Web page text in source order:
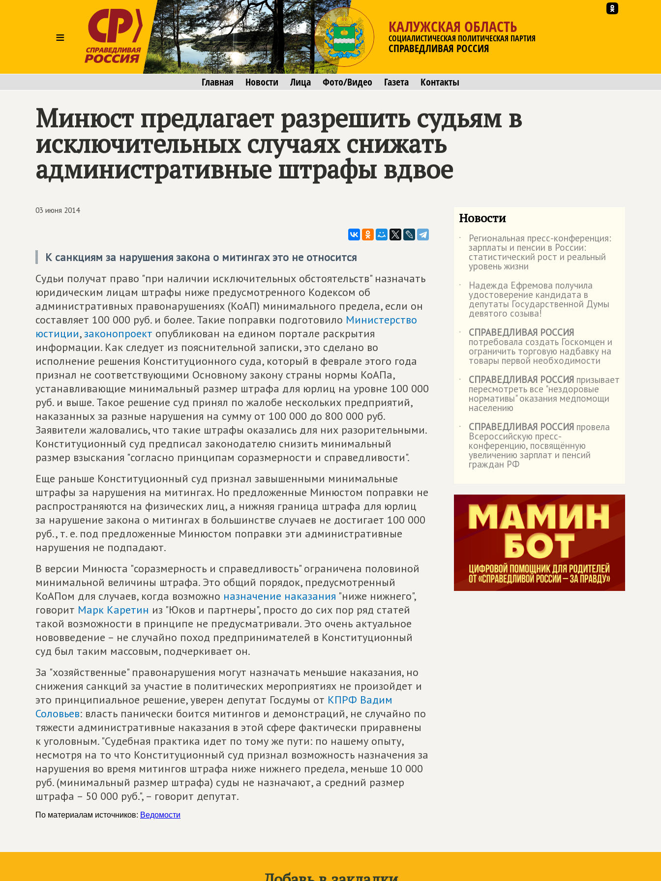
≡
КАЛУЖСКАЯ ОБЛАСТЬ
СОЦИАЛИСТИЧЕСКАЯ ПОЛИТИЧЕСКАЯ ПАРТИЯ
СПРАВЕДЛИВАЯ РОССИЯ
Главная Новости Лица Фото/Видео Газета Контакты
Минюст предлагает разрешить судьям в
исключительных случаях снижать
административные штрафы вдвое
03 июня 2014
К санкциям за нарушения закона о митингах это не относится
Судьи получат право "при наличии исключительных обстоятельств" назначать
юридическим лицам штрафы ниже предусмотренного Кодексом об
административных правонарушениях (КоАП) минимального предела, если он
составляет 100 000 руб. и более. Такие поправки подготовило Министерство
юстиции,законопроект опубликован на едином портале раскрытия
информации. Как следует из пояснительной записки, это сделано во
исполнение решения Конституционного суда, который в феврале этого года
признал не соответствующими Основному закону страны нормы КоАПа,
устанавливающие минимальный размер штрафа для юрлиц на уровне 100 000
руб. и выше. Такое решение суд принял по жалобе нескольких предприятий,
наказанных за разные нарушения на сумму от 100 000 до 800 000 руб.
Заявители жаловались, что такие штрафы оказались для них разорительными.
Конституционный суд предписал законодателю снизить минимальный
размер взыскания "согласно принципам соразмерности и справедливости".
Еще раньше Конституционный суд признал завышенными минимальные
штрафы за нарушения на митингах. Но предложенные Минюстом поправки не
распространяются на физических лиц, а нижняя граница штрафа для юрлиц
за нарушение закона о митингах в большинстве случаев не достигает 100 000
руб., т. е. под предложенные Минюстом поправки эти административные
нарушения не подпадают.
В версии Минюста "соразмерность и справедливость" ограничена половиной
минимальной величины штрафа. Это общий порядок, предусмотренный
КоАПом для случаев, когда возможно назначение наказания "ниже нижнего",
говорит Марк Каретин из "Юков и партнеры", просто до сих пор ряд статей
такой возможности в принципе не предусматривали. Это очень актуальное
нововведение – не случайно поход предпринимателей в Конституционный
суд был таким массовым, подчеркивает он.
За "хозяйственные" правонарушения могут назначать меньшие наказания, но
снижения санкций за участие в политических мероприятиях не произойдет и
это принципиальное решение, уверен депутат Госдумы от КПРФ Вадим
Соловьев: власть панически боится митингов и демонстраций, не случайно по
тяжести административные наказания в этой сфере фактически приравнены
к уголовным. "Судебная практика идет по тому же пути: по нашему опыту,
несмотря на то что Конституционный суд признал возможность назначения за
нарушения во время митингов штрафа ниже нижнего предела, меньше 10 000
руб. (минимальный размер штрафа) суды не назначают, а средний размер
штрафа – 50 000 руб.", – говорит депутат.
По материалам источников: Ведомости
Новости
˙ Региональная пресс-конференция:
зарплаты и пенсии в России:
статистический рост и реальный
уровень жизни
˙
Надежда Ефремова получила
удостоверение кандидата в
депутаты Государственной Думы
девятого созыва!
˙
СПРАВЕДЛИВАЯ РОССИЯ
потребовала создать Госкомцен и
ограничить торговую надбавку на
товары первой необходимости
˙
СПРАВЕДЛИВАЯ РОССИЯ призывает
пересмотреть все "нездоровые
нормативы" оказания медпомощи
населению
˙
СПРАВЕДЛИВАЯ РОССИЯ провела
Всероссийскую пресс-
конференцию, посвящённую
увеличению зарплат и пенсий
граждан РФ